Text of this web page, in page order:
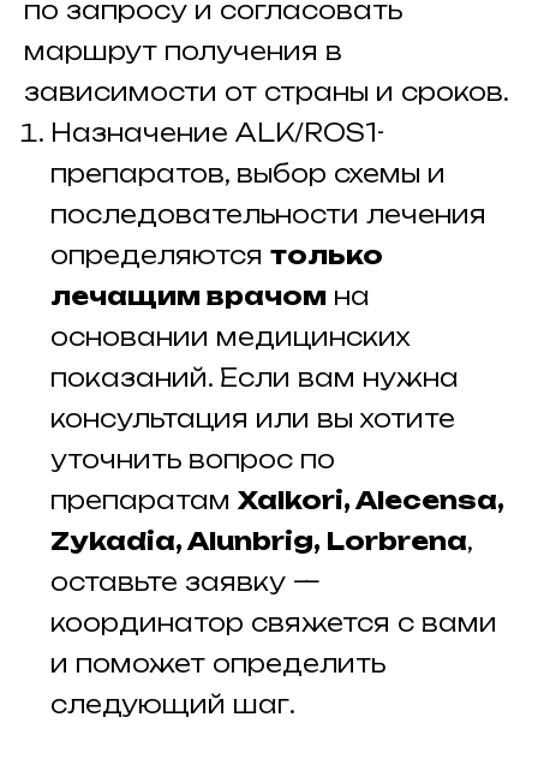
по запросу и согласовать
маршрут получения в
зависимости от страны и сроков.
Назначение ALK/ROS1-
препаратов, выбор схемы и
последовательности лечения
определяются только
лечащим врачом на
основании медицинских
показаний. Если вам нужна
консультация или вы хотите
уточнить вопрос по
препаратам Xalkori, Alecensa,
Zykadia, Alunbrig, Lorbrena,
оставьте заявку —
координатор свяжется с вами
и поможет определить
следующий шаг.